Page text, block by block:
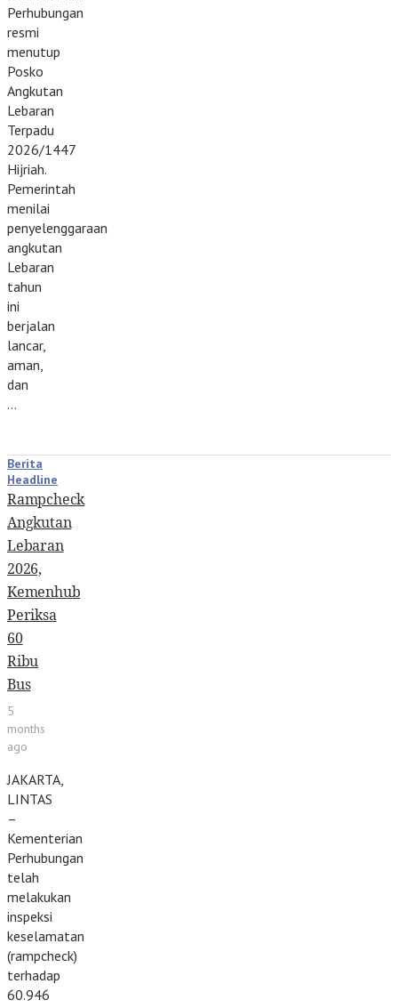
Perhubungan
resmi
menutup
Posko
Angkutan
Lebaran
Terpadu
2026/1447
Hijriah.
Pemerintah
menilai
penyelenggaraan
angkutan
Lebaran
tahun
ini
berjalan
lancar,
aman,
dan
…
Berita
Headline
Rampcheck
Angkutan
Lebaran
2026,
Kemenhub
Periksa
60
Ribu
Bus
5
months
ago
JAKARTA,
LINTAS
–
Kementerian
Perhubungan
telah
melakukan
inspeksi
keselamatan
(rampcheck)
terhadap
60.946